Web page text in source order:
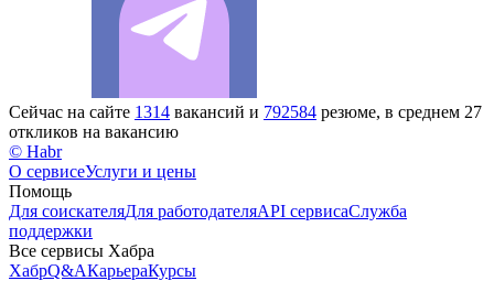
Сейчас на сайте 1314 вакансий и 792584 резюме, в среднем 27
откликов на вакансию
© Habr
О сервисеУслуги и цены
Помощь
Для соискателяДля работодателяAPI сервисаСлужба
поддержки
Все сервисы Хабра
ХабрQ&AКарьераКурсы